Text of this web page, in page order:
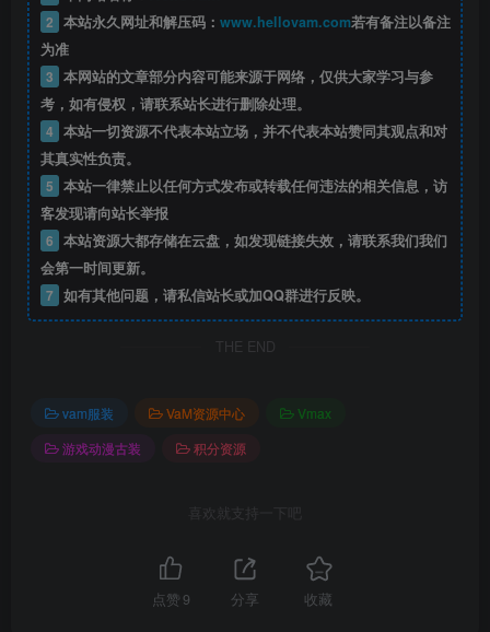
2 本站永久网址和解压码： www.hellovam.com若有备注以备注
为准
3 本网站的文章部分内容可能来源于网络，仅供大家学习与参
考，如有侵权，请联系站长进行删除处理。
4 本站一切资源不代表本站立场，并不代表本站赞同其观点和对
其真实性负责。
5 本站一律禁止以任何方式发布或转载任何违法的相关信息，访
客发现请向站长举报
6 本站资源大都存储在云盘，如发现链接失效，请联系我们我们
会第一时间更新。
7 如有其他问题，请私信站长或加QQ群进行反映。
THE END
vam服装 VaM资源中心
Vmax
游戏动漫古装
积分资源
喜欢就支持一下吧
点赞 9 分享 收藏